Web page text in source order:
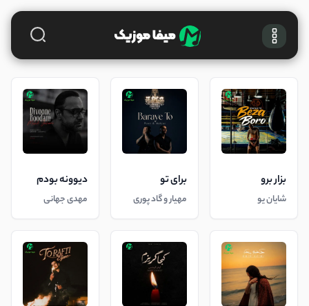
بزار برو
شایان یو
برای تو
مهیار و گاد پوری
دیوونه بودم
مهدی جهانی